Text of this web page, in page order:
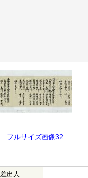
フルサイズ画像32
差出人